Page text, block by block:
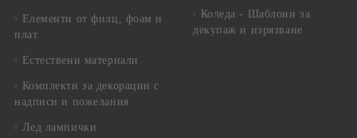
Елементи от филц, фоам и
плат
Естествени материали
Комплекти за декорации с
надписи и пожелания
Лед лампички
Коледа - Шаблони за
декупаж и изрязване